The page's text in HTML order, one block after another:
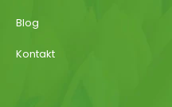
Blog
Kontakt